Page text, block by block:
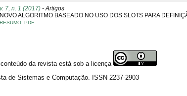
v. 7, n. 1 (2017) - Artigos
NOVO ALGORITMO BASEADO NO USO DOS SLOTS PARA
RESUMO PDF
da revista está sob a licença
de Sistemas e Computação. ISSN 2237-2903